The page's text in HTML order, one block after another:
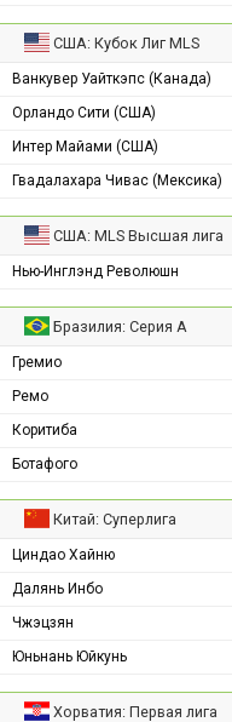
США: Кубок Лиг MLS
Ванкувер Уайткэпс (Канада)
Орландо Сити (США)
Интер Майами (США)
Гвадалахара Чивас (Мексика)
США: MLS Высшая лига
Нью-Инглэнд Революшн
Бразилия: Серия А
Гремио
Ремо
Коритиба
Ботафого
Китай: Суперлига
Циндао Хайню
Далянь Инбо
Чжэцзян
Юньнань Юйкунь
Хорватия: Первая лига